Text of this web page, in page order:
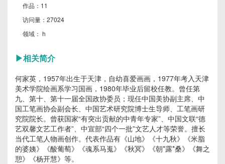
作品： 11
访问量： 27024
领域： h
▶相关简介
何家英，1957年出生于天津，自幼喜爱画画，1977年考入天津
美术学院绘画系学习国画，1980年毕业后留校任教。曾任第
九、第十、第十一届全国政协委员；现任中国美协副主席、中
国工笔画协会副会长、中国艺术研究院博士生导师、工笔画研
究院院长。曾获国家“有突出贡献的中青年专家”、中国文联“德
艺双馨文艺工作者”、中宣部“四个一批”文艺人才等荣誉。擅长
当代工笔人物画创作。代表作品有《山地》《十九秋》《米脂
的婆姨》《酸葡萄》《魂系马嵬》《秋冥》《朝*露*桑》《舞之
憩》《杨开慧》等。